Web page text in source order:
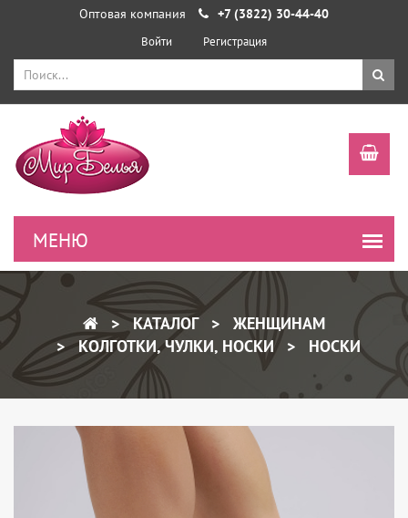
Оптовая компания +7 (3822) 30-44-40
Войти Регистрация
КАТАЛОГ
ЖЕНЩИНАМ
КОЛГОТКИ, ЧУЛКИ, НОСКИ
НОСКИ